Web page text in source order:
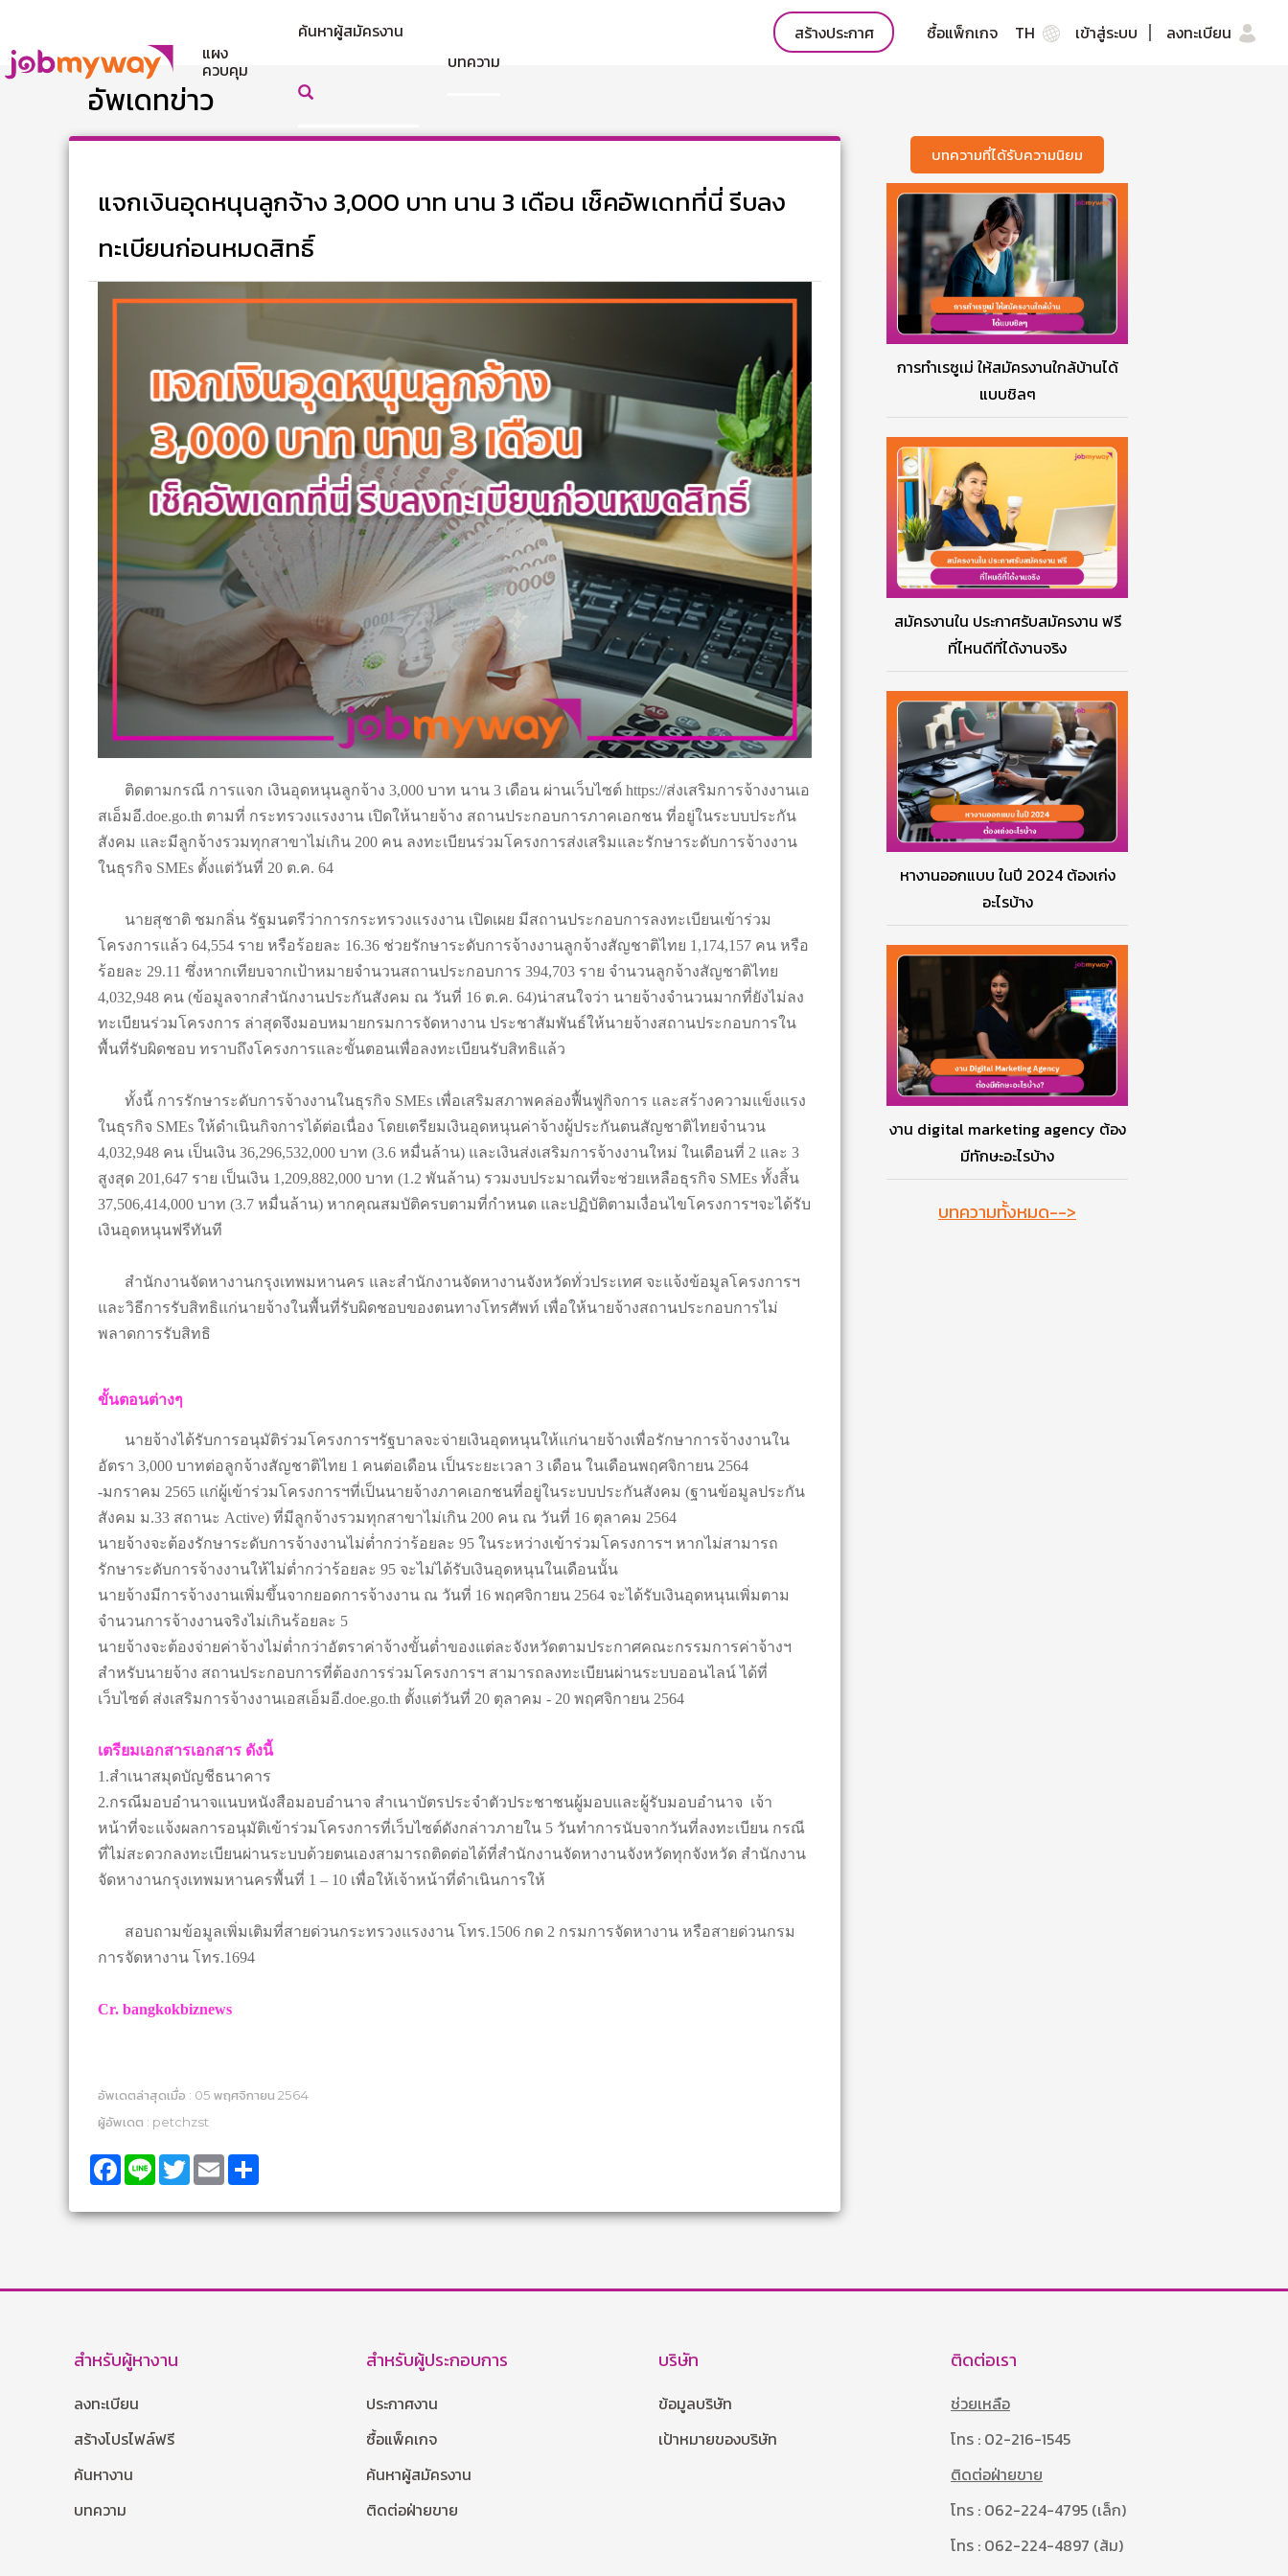
แผง
ควบคุม
ค้นหาผู้สมัครงาน
บทความ
สร้างประกาศ ซื้อแพ็กเกจ TH เข้าสู่ระบบ ลงทะเบียน
อัพเดทข่าว
แจกเงินอุดหนุนลูกจ้าง 3,000 บาท นาน 3 เดือน เช็คอัพเดทที่นี่ รีบลง
ทะเบียนก่อนหมดสิทธิ์
ติดตามกรณี การแจก เงินอุดหนุนลูกจ้าง 3,000 บาท นาน 3 เดือน ผ่านเว็บไซต์ https://ส่งเสริมการจ้างงานเอ
สเอ็มอี.doe.go.th ตามที่ กระทรวงแรงงาน เปิดให้นายจ้าง สถานประกอบการภาคเอกชน ที่อยู่ในระบบประกัน
สังคม และมีลูกจ้างรวมทุกสาขาไม่เกิน 200 คน ลงทะเบียนร่วมโครงการส่งเสริมและรักษาระดับการจ้างงาน
ในธุรกิจ SMEs ตั้งแต่วันที่ 20 ต.ค. 64
นายสุชาติ ชมกลิ่น รัฐมนตรีว่าการกระทรวงแรงงาน เปิดเผย มีสถานประกอบการลงทะเบียนเข้าร่วม
โครงการแล้ว 64,554 ราย หรือร้อยละ 16.36 ช่วยรักษาระดับการจ้างงานลูกจ้างสัญชาติไทย 1,174,157 คน หรือ
ร้อยละ 29.11 ซึ่งหากเทียบจากเป้าหมายจำนวนสถานประกอบการ 394,703 ราย จำนวนลูกจ้างสัญชาติไทย
4,032,948 คน (ข้อมูลจากสำนักงานประกันสังคม ณ วันที่ 16 ต.ค. 64)น่าสนใจว่า นายจ้างจำนวนมากที่ยังไม่ลง
ทะเบียนร่วมโครงการ ล่าสุดจึงมอบหมายกรมการจัดหางาน ประชาสัมพันธ์ให้นายจ้างสถานประกอบการใน
พื้นที่รับผิดชอบ ทราบถึงโครงการและขั้นตอนเพื่อลงทะเบียนรับสิทธิแล้ว
ทั้งนี้ การรักษาระดับการจ้างงานในธุรกิจ SMEs เพื่อเสริมสภาพคล่องฟื้นฟูกิจการ และสร้างความแข็งแรง
ในธุรกิจ SMEs ให้ดำเนินกิจการได้ต่อเนื่อง โดยเตรียมเงินอุดหนุนค่าจ้างผู้ประกันตนสัญชาติไทยจำนวน
4,032,948 คน เป็นเงิน 36,296,532,000 บาท (3.6 หมื่นล้าน) และเงินส่งเสริมการจ้างงานใหม่ ในเดือนที่ 2 และ 3
สูงสุด 201,647 ราย เป็นเงิน 1,209,882,000 บาท (1.2 พันล้าน) รวมงบประมาณที่จะช่วยเหลือธุรกิจ SMEs ทั้งสิ้น
37,506,414,000 บาท (3.7 หมื่นล้าน) หากคุณสมบัติครบตามที่กำหนด และปฏิบัติตามเงื่อนไขโครงการฯจะได้รับ
เงินอุดหนุนฟรีทันที
สำนักงานจัดหางานกรุงเทพมหานคร และสำนักงานจัดหางานจังหวัดทั่วประเทศ จะแจ้งข้อมูลโครงการฯ
และวิธีการรับสิทธิแก่นายจ้างในพื้นที่รับผิดชอบของตนทางโทรศัพท์ เพื่อให้นายจ้างสถานประกอบการไม่
พลาดการรับสิทธิ
ขั้นตอนต่างๆ
นายจ้างได้รับการอนุมัติร่วมโครงการฯรัฐบาลจะจ่ายเงินอุดหนุนให้แก่นายจ้างเพื่อรักษาการจ้างงานใน
อัตรา 3,000 บาทต่อลูกจ้างสัญชาติไทย 1 คนต่อเดือน เป็นระยะเวลา 3 เดือน ในเดือนพฤศจิกายน 2564
-มกราคม 2565 แก่ผู้เข้าร่วมโครงการฯที่เป็นนายจ้างภาคเอกชนที่อยู่ในระบบประกันสังคม (ฐานข้อมูลประกัน
สังคม ม.33 สถานะ Active) ที่มีลูกจ้างรวมทุกสาขาไม่เกิน 200 คน ณ วันที่ 16 ตุลาคม 2564
นายจ้างจะต้องรักษาระดับการจ้างงานไม่ต่ำกว่าร้อยละ 95 ในระหว่างเข้าร่วมโครงการฯ หากไม่สามารถ
รักษาระดับการจ้างงานให้ไม่ต่ำกว่าร้อยละ 95 จะไม่ได้รับเงินอุดหนุนในเดือนนั้น
นายจ้างมีการจ้างงานเพิ่มขึ้นจากยอดการจ้างงาน ณ วันที่ 16 พฤศจิกายน 2564 จะได้รับเงินอุดหนุนเพิ่มตาม
จำนวนการจ้างงานจริงไม่เกินร้อยละ 5
นายจ้างจะต้องจ่ายค่าจ้างไม่ต่ำกว่าอัตราค่าจ้างขั้นต่ำของแต่ละจังหวัดตามประกาศคณะกรรมการค่าจ้างฯ
สำหรับนายจ้าง สถานประกอบการที่ต้องการร่วมโครงการฯ สามารถลงทะเบียนผ่านระบบออนไลน์ ได้ที่
เว็บไซต์ ส่งเสริมการจ้างงานเอสเอ็มอี.doe.go.th ตั้งแต่วันที่ 20 ตุลาคม - 20 พฤศจิกายน 2564
เตรียมเอกสารเอกสาร ดังนี้
1.สำเนาสมุดบัญชีธนาคาร
2.กรณีมอบอำนาจแนบหนังสือมอบอำนาจ สำเนาบัตรประจำตัวประชาชนผู้มอบและผู้รับมอบอำนาจ เจ้า
หน้าที่จะแจ้งผลการอนุมัติเข้าร่วมโครงการที่เว็บไซต์ดังกล่าวภายใน 5 วันทำการนับจากวันที่ลงทะเบียน กรณี
ที่ไม่สะดวกลงทะเบียนผ่านระบบด้วยตนเองสามารถติดต่อได้ที่สำนักงานจัดหางานจังหวัดทุกจังหวัด สำนักงาน
จัดหางานกรุงเทพมหานครพื้นที่ 1 – 10 เพื่อให้เจ้าหน้าที่ดำเนินการให้
สอบถามข้อมูลเพิ่มเติมที่สายด่วนกระทรวงแรงงาน โทร.1506 กด 2 กรมการจัดหางาน หรือสายด่วนกรม
การจัดหางาน โทร.1694
Cr. bangkokbiznews
อัพเดตล่าสุดเมื่อ : 05 พฤศจิกายน 2564
ผู้อัพเดต : petchzst
Facebook
Line TwitterEmail
บทความที่ได้รับความนิยม
การทำเรซูเม่ ให้สมัครงานใกล้บ้านได้
แบบชิลๆ
สมัครงานใน ประกาศรับสมัครงาน ฟรี
ที่ไหนดีที่ได้งานจริง
หางานออกแบบ ในปี 2024 ต้องเก่ง
อะไรบ้าง
งาน digital marketing agency ต้อง
มีทักษะอะไรบ้าง
บทความทั้งหมด-->
สำหรับผู้หางาน
ลงทะเบียน
สร้างโปรไฟล์ฟรี
ค้นหางาน
บทความ
สำหรับผู้ประกอบการ
ประกาศงาน
ซื้อแพ็คเกจ
ค้นหาผู้สมัครงาน
ติดต่อฝ่ายขาย
บริษัท
ข้อมูลบริษัท
เป้าหมายของบริษัท
ติดต่อเรา
ช่วยเหลือ
โทร : 02-216-1545
ติดต่อฝ่ายขาย
โทร : 062-224-4795 (เล็ก)
โทร : 062-224-4897 (ส้ม)